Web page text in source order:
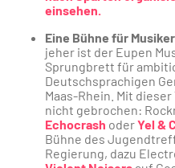
einsehen.
Eine Bühne für
jeher ist der Eupen
Sprungbrett für
Deutschsprachigen
Maas-Rhein. Mit
nicht gebrochen:
Echocrash oderYel &
Bühne des
Regierung, dazu